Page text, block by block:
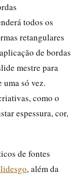
todos os
retangulares
de bordas
mestre para
só vez.
como o
espessura, cor,
de fontes
, além da